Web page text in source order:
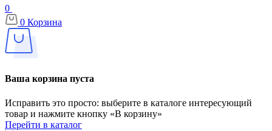
0
0 Корзина
Ваша корзина пуста
Исправить это просто: выберите в каталоге интересующий
товар и нажмите кнопку «В корзину»
Перейти в каталог